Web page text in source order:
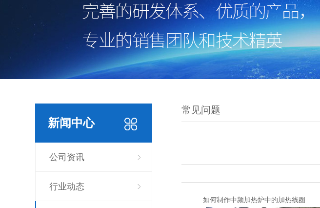
新闻中心
公司资讯
行业动态
常见问题
如何制作中频加热炉中的加热线圈